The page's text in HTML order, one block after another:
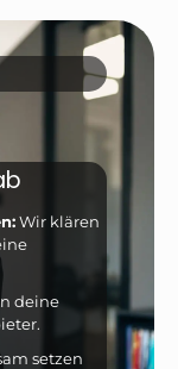
Wir klären
deine
setzen